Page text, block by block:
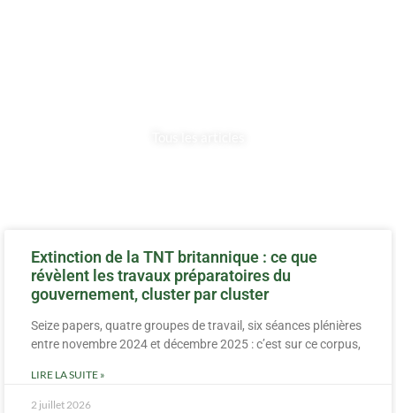
Extinction de la TNT britannique : ce que
révèlent les travaux préparatoires du
gouvernement, cluster par cluster
Seize papers, quatre groupes de travail, six séances plénières
entre novembre 2024 et décembre 2025 : c’est sur ce corpus,
LIRE LA SUITE »
2 juillet 2026